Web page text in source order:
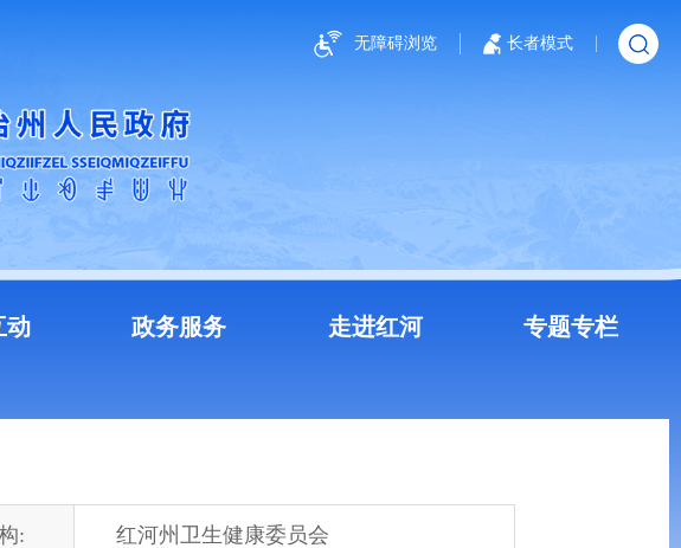
无障碍浏览 长者模式
动 政务服务 走进红河 专题专栏
: 红河州卫生健康委员会